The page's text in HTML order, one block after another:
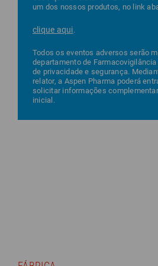
um dos nossos produtos, no link
clique aqui.
Todos os eventos adversos serão
departamento de
de privacidade e segurança.
relator, a Aspen Pharma poderá
solicitar informações
inicial.